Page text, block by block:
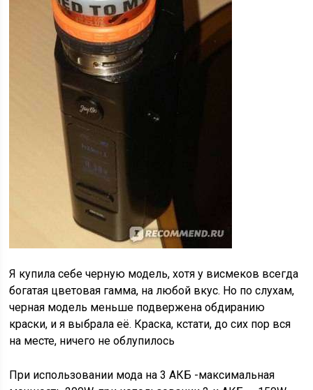
Я купила себе черную модель, хотя у висмеков всегда
богатая цветовая гамма, на любой вкус. Но по слухам,
черная модель меньше подвержена обдиранию
краски, и я выбрала её. Краска, кстати, до сих пор вся
на месте, ничего не облупилось
При использовании мода на 3 АКБ -максимальная